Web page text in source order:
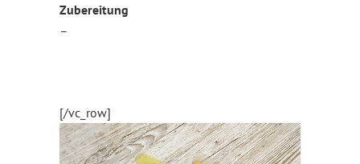
Zubereitung
–
[/vc_row]